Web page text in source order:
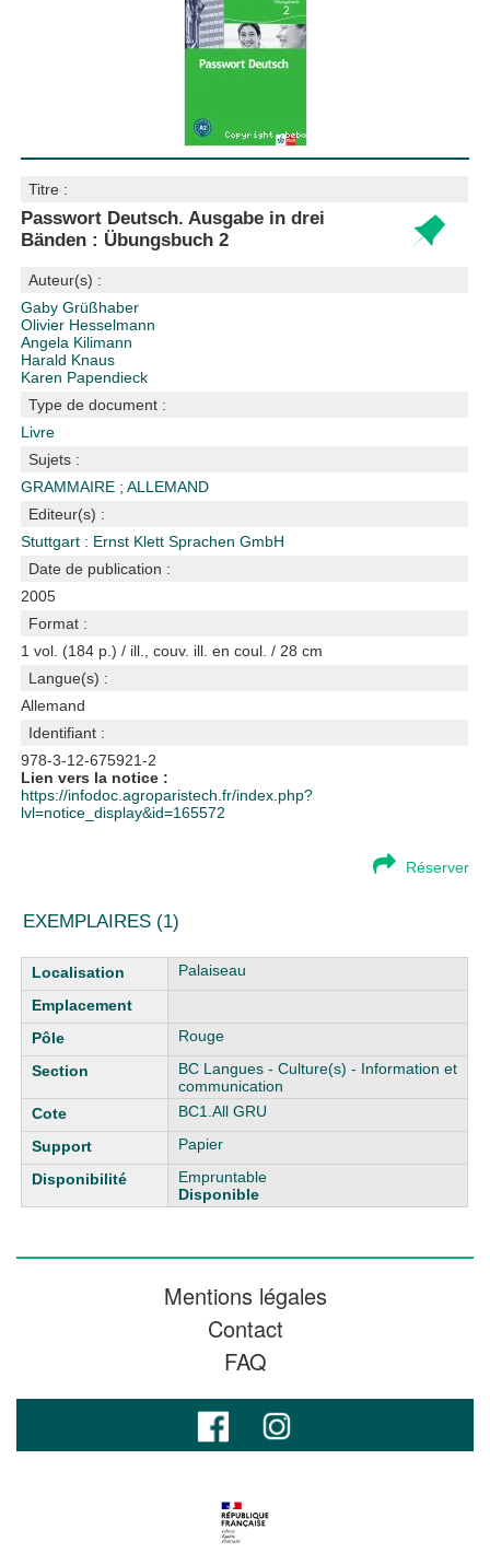
Titre :
Passwort Deutsch. Ausgabe in drei
Bänden : Übungsbuch 2
Auteur(s) :
Gaby Grüßhaber
Olivier Hesselmann
Angela Kilimann
Harald Knaus
Karen Papendieck
Type de document :
Livre
Sujets :
GRAMMAIRE ;ALLEMAND
Editeur(s) :
Stuttgart : Ernst Klett Sprachen GmbH
Date de publication :
2005
Format :
1 vol. (184 p.) / ill., couv. ill. en coul. / 28 cm
Langue(s) :
Allemand
Identifiant :
978-3-12-675921-2
Lien vers la notice :
https://infodoc.agroparistech.fr/index.php?
lvl=notice_display&id=165572
Réserver
EXEMPLAIRES (1)
Liste des exemplaires Palaiseau
Rouge
BC Langues - Culture(s) - Information et
communication
BC1.All GRU
Papier
Empruntable
Disponible
Mentions légales
Contact
FAQ